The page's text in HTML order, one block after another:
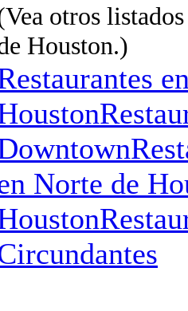
otros
Houston.)
Norte de